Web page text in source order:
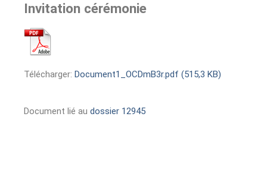
Invitation cérémonie
Télécharger: Document1_OCDmB3r.pdf (515,3 KB)
Document lié au dossier 12945